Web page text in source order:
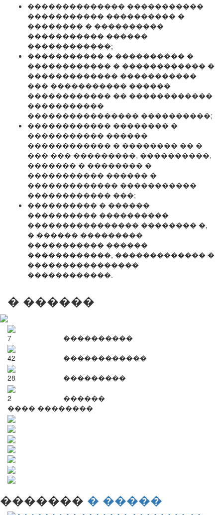
�������������� �����������
����������� ���������� �
�������� � ����������
����������� ������
������������;
����������� � ���������� �
������������ � ������������ �
������������� �����������
��� ����������� ������
������������ �� ������������
�����������
���������������� ����������;
������������ �������� �
����������� ������
������������ � �������� �� �
��� ��� ���������, ����������,
������� � �������� �
����������� ������ �
������������� �����������
������������ ���;
���������� � ������
���������� ����������
���������������� �������� �,
� ������ ���������
����������� ������
������������, ������������� �
����������������
������������.
� ������
7 ����������
42 ������������
28 ���������
2
������
���� ��������
������� � �����